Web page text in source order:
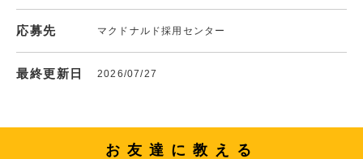
応募先 マクドナルド採用センター
最終更新日 2026/07/27
お友達に教える